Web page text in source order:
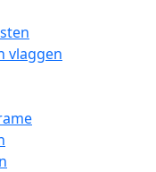
vlaggen